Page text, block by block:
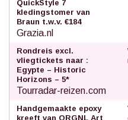
QuickStyle 7
kledingstomer van
Braun t.w.v. €184
Grazia.nl
Rondreis excl.
vliegtickets naar :
Egypte – Historic
Horizons – 5*
Tourradar-reizen.com
Handgemaakte epoxy
kreeft van ORGNL Art